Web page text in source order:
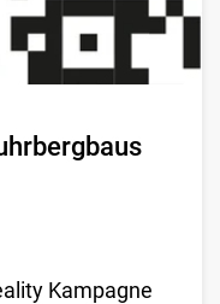
Kampagne